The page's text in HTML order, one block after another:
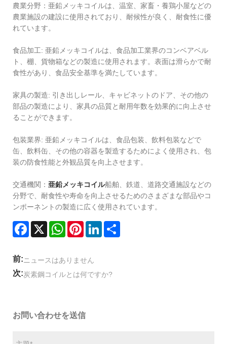
農業分野：亜鉛メッキコイルは、温室、家畜・養鶏小屋などの
農業施設の建設に使用されており、耐候性が良く、耐食性に優
れています。
‌食品加工‌: 亜鉛メッキコイルは、食品加工業界のコンベアベル
ト、棚、貨物箱などの製造に使用されます。表面は滑らかで耐
食性があり、食品安全基準を満たしています。
‌家具の製造‌: 引き出しレール、キャビネットのドア、その他の
部品の製造により、家具の品質と耐用年数を効果的に向上させ
ることができます。 ‌
‌包装業界‌: 亜鉛メッキコイルは、食品包装、飲料包装などで
缶、飲料缶、その他の容器を製造するためによく使用され、包
装の防食性能と外観品質を向上させます。
交通機関： 亜鉛メッキコイル船舶、鉄道、道路交通施設などの
分野で、耐食性や寿命を向上させるためのさまざまな部品やコ
ンポーネントの製造に広く使用されています。
Facebook
X WhatsAppPinterestLinkedIn
前: ニュースはありません
次:炭素鋼コイルとは何ですか?
お問い合わせを送信